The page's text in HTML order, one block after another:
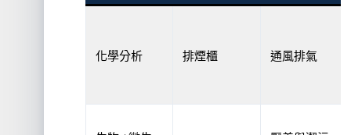
化學分析 排煙櫃 通風排氣